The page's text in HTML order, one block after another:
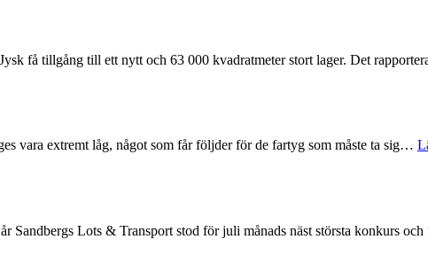
få tillgång till ett nytt och 63 000 kvadratmeter stort lager. Det
vara extremt låg, något som får följder för de fartyg som måste ta sig…
Sandbergs Lots & Transport stod för juli månads näst största konkurs